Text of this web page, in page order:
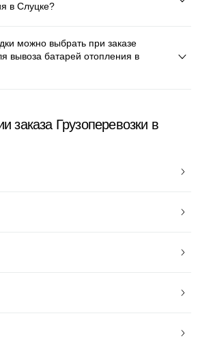
в Слуцке?
можно выбрать при заказе
вывоза батарей отопления в
заказа Грузоперевозки в